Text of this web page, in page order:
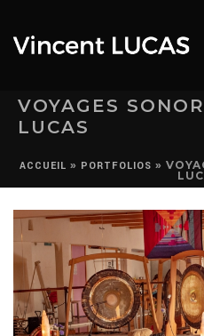
VOYAGES
LUCAS
ACCUEIL » PORTFOLIOS »